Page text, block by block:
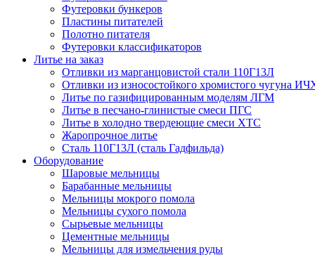
Футеровки бункеров
Пластины питателей
Полотно питателя
Футеровки классификаторов
Литье на заказ
Отливки из марганцовистой стали 110Г13Л
Отливки из износостойкого хромистого чугуна
Литье по газифицированным моделям ЛГМ
Литье в песчано-глинистые смеси ПГС
Литье в холодно твердеющие смеси ХТС
Жаропрочное литье
Сталь 110Г13Л (сталь Гадфильда)
Оборудование
Шаровые мельницы
Барабанные мельницы
Мельницы мокрого помола
Мельницы сухого помола
Сырьевые мельницы
Цементные мельницы
Мельницы для измельчения руды